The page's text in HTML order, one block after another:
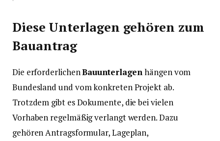
Diese Unterlagen gehören zum
Bauantrag
Die erforderlichenBauunterlagenhängen vom
Bundesland und vom konkreten Projekt ab.
Trotzdem gibt es Dokumente, die bei vielen
Vorhaben regelmäßig verlangt werden. Dazu
gehören Antragsformular, Lageplan,